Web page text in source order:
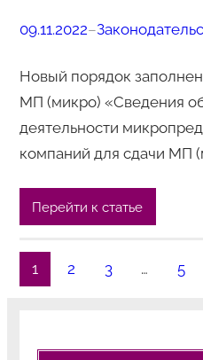
09.11.2022–
Новый порядок
МП (микро) «Сведения
деятельности
компаний для сдачи МП
Перейти к статье
1 2 3 … 5